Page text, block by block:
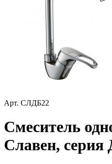
Арт. СЛДБ22
Смеситель
Славен, серия